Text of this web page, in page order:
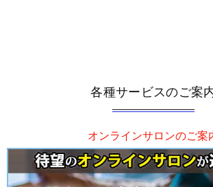
各種サービスのご案
オンラインサロンのご案